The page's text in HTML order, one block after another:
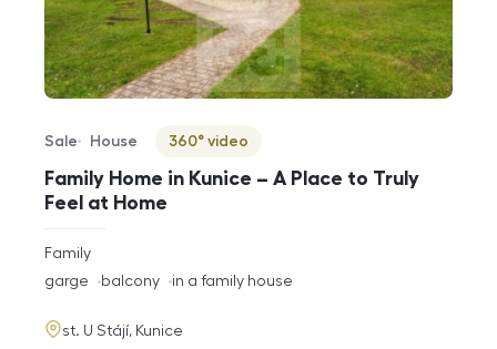
Family Home in Kunice – A Place to Truly
Feel at Home
Offer type
Sale
Property type
House
Virtuální prohlídka
360° video
rozměry
disposition
Family
funkce
garge balcony in a family house
adresa
st. U Stájí, Kunice